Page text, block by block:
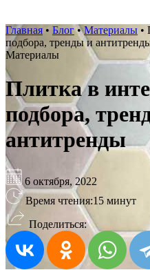
Главная • Блог•Материалы •
подбора, тренды и
Материалы
Плитка в
подбора,
антитренды
6 октября, 2022
Время чтения:15 минут
Поделиться: